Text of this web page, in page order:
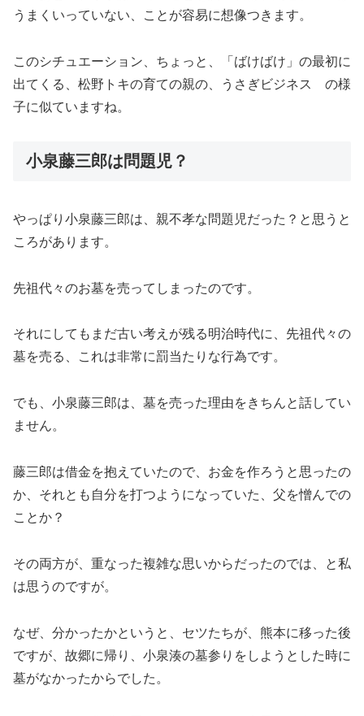
うまくいっていない、ことが容易に想像つきます。
このシチュエーション、ちょっと、「ばけばけ」の最初に
出てくる、松野トキの育ての親の、うさぎビジネス の様
子に似ていますね。
小泉藤三郎は問題児？
やっぱり小泉藤三郎は、親不孝な問題児だった？と思うと
ころがあります。
先祖代々のお墓を売ってしまったのです。
それにしてもまだ古い考えが残る明治時代に、先祖代々の
墓を売る、これは非常に罰当たりな行為です。
でも、小泉藤三郎は、墓を売った理由をきちんと話してい
ません。
藤三郎は借金を抱えていたので、お金を作ろうと思ったの
か、それとも自分を打つようになっていた、父を憎んでの
ことか？
その両方が、重なった複雑な思いからだったのでは、と私
は思うのですが。
なぜ、分かったかというと、セツたちが、熊本に移った後
ですが、故郷に帰り、小泉湊の墓参りをしようとした時に
墓がなかったからでした。